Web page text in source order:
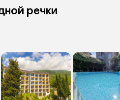
речки